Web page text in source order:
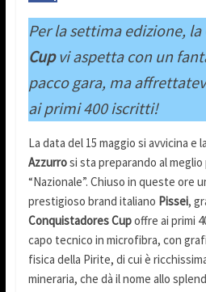
Per la settima edizione, la
Cupvi aspetta con un
pacco gara, ma
ai primi 400 iscritti!
La data del 15 maggio si avvicina e
Azzurrosi sta preparando al meglio
“Nazionale”. Chiuso in queste ore
prestigioso brand italiano Pissei,
Conquistadores Cupoffre ai primi
capo tecnico in microfibra, con
fisica della Pirite, di cui è
mineraria, che dà il nome allo